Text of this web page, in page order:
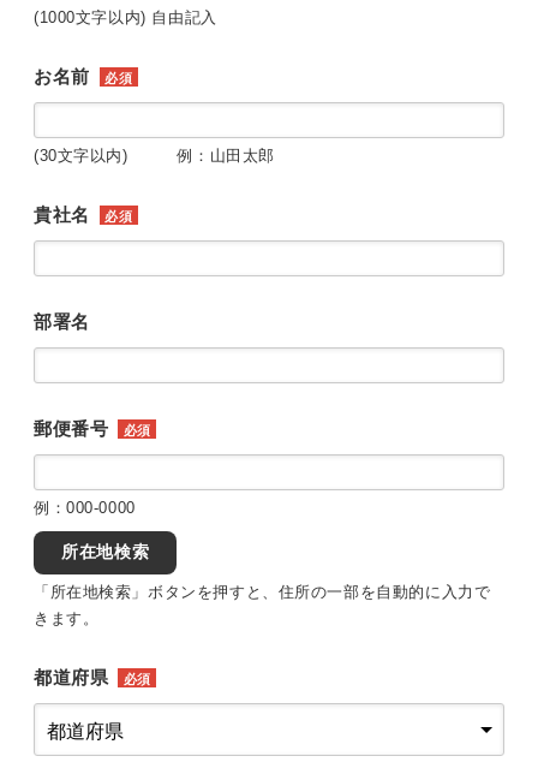
(1000文字以内) 自由記入
お名前 必須
(30文字以内) 例：山田太郎
貴社名 必須
部署名
郵便番号 必須
例：000-0000
所在地検索
「所在地検索」ボタンを押すと、住所の一部を自動的に入力で
きます。
都道府県 必須